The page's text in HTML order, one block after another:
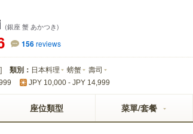
(銀座 蟹 あかつき)
156reviews
] 類別： 日本料理 螃蟹 壽司
JPY 10,000 - JPY 14,999
座位類型 菜單/套餐